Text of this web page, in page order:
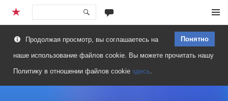
Перейти
содержимому
Понятно
Продолжая просмотр, вы соглашаетесь на
наше использование файлов cookie. Вы можете прочитать нашу
Политику в отношении файлов cookie здесь.